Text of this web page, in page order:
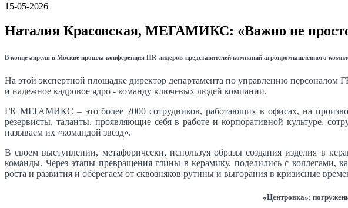
15-05-2026
Наталия Красовская, МЕГАМИКС: «Важно не просто
В конце апреля в Москве прошла конференция HR-лидеров-представителей компаний агропромышленного
На этой экспертной площадке директор департамента по управлению
и надежное кадровое ядро - команду ключевых людей компании.
ГК МЕГАМИКС – это более 2000 сотрудников, работающих в офисах, на
резервисты, таланты, проявляющие себя в работе и корпоративной культуре,
называем их «командой звёзд».
В своем выступлении, метафорически, используя образы создания изделия в
команды. Через этапы превращения глины в керамику, поделились с коллегами,
роста и развития и оберегаем от сквозняков рутины и выгорания в кризисные
«Центровка»: